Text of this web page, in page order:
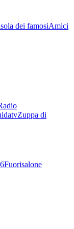
dei famosiAmici
Zuppa di
Fuorisalone